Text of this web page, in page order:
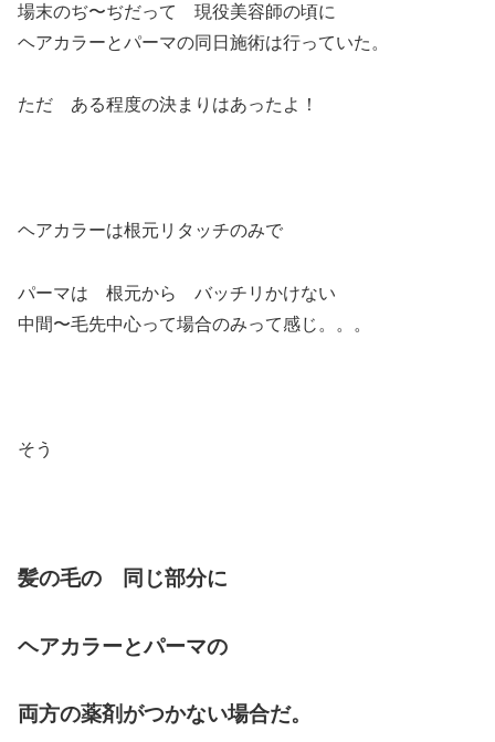
場末のぢ〜ぢだって 現役美容師の頃に
ヘアカラーとパーマの同日施術は行っていた。
ただ ある程度の決まりはあったよ！
ヘアカラーは根元リタッチのみで
パーマは 根元から バッチリかけない
中間〜毛先中心って場合のみって感じ。。。
そう
髪の毛の 同じ部分に
ヘアカラーとパーマの
両方の薬剤がつかない場合だ。